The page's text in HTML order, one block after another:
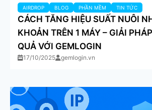
AIRDROP BLOG PHẦN MỀM TIN TỨC
CÁCH TĂNG HIỆU SUẤT NUÔI
KHOẢN TRÊN 1 MÁY – GIẢI
QUẢ VỚI GEMLOGIN
17/10/2025 gemlogin.vn